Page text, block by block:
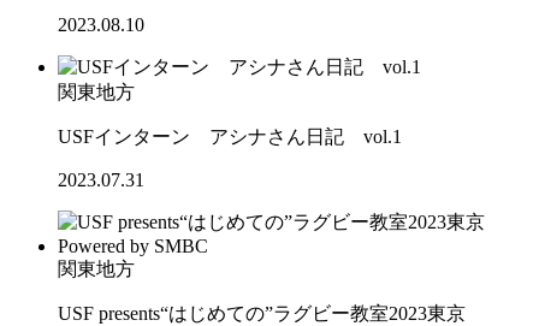
2023.08.10
関東地方
USFインターン アシナさん日記 vol.1
2023.07.31
関東地方
USF presents“はじめての”ラグビー教室2023東京